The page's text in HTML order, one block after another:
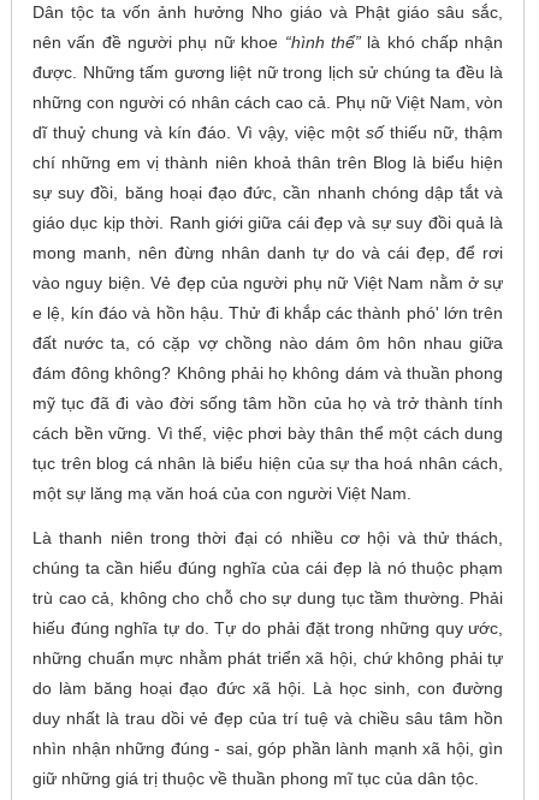
Dân tộc ta vốn ảnh hưởng Nho giáo và Phật giáo sâu sắc,
nên vấn đề người phụ nữ khoe “hình thể”là khó chấp nhận
được. Những tấm gương liệt nữ trong lịch sử chúng ta đều là
những con người có nhân cách cao cả. Phụ nữ Việt Nam, vòn
dĩ thuỷ chung và kín đáo. Vì vậy, việc mộtsốthiếu nữ, thậm
chí những em vị thành niên khoả thân trên Blog là biểu hiện
sự suy đồi, băng hoại đạo đức, cần nhanh chóng dập tắt và
giáo dục kịp thời. Ranh giới giữa cái đẹp và sự suy đồi quả là
mong manh, nên đừng nhân danh tự do và cái đẹp, để rơi
vào nguy biện. Vẻ đẹp của người phụ nữ Việt Nam nằm ở sự
e lệ, kín đáo và hồn hậu. Thử đi khắp các thành phó' lớn trên
đất nước ta, có cặp vợ chồng nào dám ôm hôn nhau giữa
đám đông không? Không phải họ không dám và thuần phong
mỹ tục đã đi vào đời sống tâm hồn của họ và trở thành tính
cách bền vững. Vì thế, việc phơi bày thân thể một cách dung
tục trên blog cá nhân là biểu hiện của sự tha hoá nhân cách,
một sự lăng mạ văn hoá của con người Việt Nam.
Là thanh niên trong thời đại có nhiều cơ hội và thử thách,
chúng ta cần hiểu đúng nghĩa của cái đẹp là nó thuộc phạm
trù cao cả, không cho chỗ cho sự dung tục tầm thường. Phải
hiếu đúng nghĩa tự do. Tự do phải đặt trong những quy ước,
những chuẩn mực nhằm phát triển xã hội, chứ không phải tự
do làm băng hoại đạo đức xã hội. Là học sinh, con đường
duy nhất là trau dồi vẻ đẹp của trí tuệ và chiều sâu tâm hồn
nhìn nhận những đúng - sai, góp phần lành mạnh xã hội, gìn
giữ những giá trị thuộc về thuần phong mĩ tục của dân tộc.